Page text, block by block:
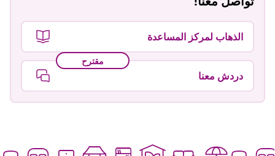
الذهاب لمركز المساعدة
مقترح
دردش معنا